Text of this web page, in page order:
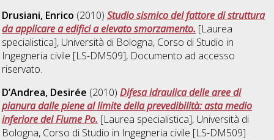
Drusiani, Enrico (2010)Studio sismico del fattore di struttura
da applicare a edifici a elevato smorzamento. [Laurea
specialistica], Università di Bologna, Corso di Studio in
Ingegneria civile [LS-DM509], Documento ad accesso
riservato.
D’Andrea, Desirée (2010)Difesa idraulica delle aree di
pianura dalle piene al limite della prevedibilità: asta medio
inferiore del Fiume Po. [Laurea specialistica], Università di
Bologna, Corso di Studio in Ingegneria civile [LS-DM509]